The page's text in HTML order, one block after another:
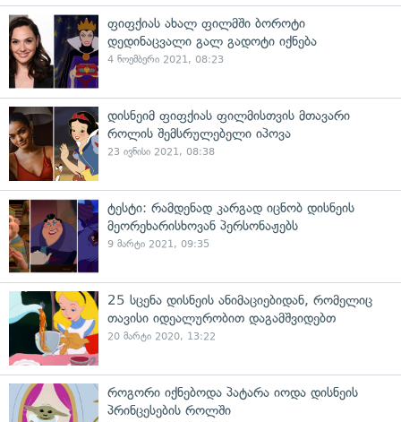
ფიფქიას ახალ ფილმში ბოროტი
დედინაცვალი გალ გადოტი იქნება
4 ნოემბერი 2021, 08:23
დისნეიმ ფიფქიას ფილმისთვის მთავარი
როლის შემსრულებელი იპოვა
23 ივნისი 2021, 08:38
ტესტი: რამდენად კარგად იცნობ დისნეის
მეორეხარისხოვან პერსონაჟებს
9 მარტი 2021, 09:35
25 სცენა დისნეის ანიმაციებიდან, რომელიც
თავისი იდეალურობით დაგამშვიდებთ
20 მარტი 2020, 13:22
როგორი იქნებოდა პატარა იოდა დისნეის
პრინცესების როლში